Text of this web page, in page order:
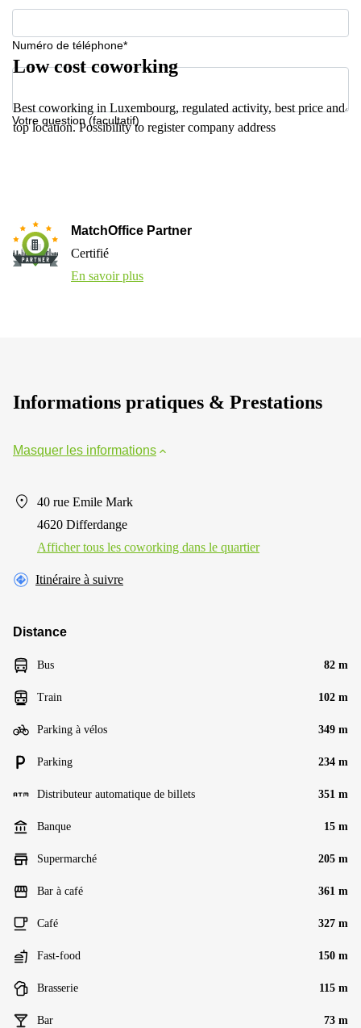
Numéro de téléphone*
Votre question (facultatif)
Low cost coworking
Best coworking in Luxembourg, regulated activity, best price and
top location. Possibility to register company address
MatchOffice Partner
Certifié
En savoir plus
Informations pratiques & Prestations
Masquer les informations
40 rue Emile Mark
4620 Differdange
Afficher tous les сoworking dans le quartier
Itinéraire à suivre
Distance
Bus 82 m
Train 102 m
Parking à vélos 349 m
Parking 234 m
Distributeur automatique de billets 351 m
Banque 15 m
Supermarché 205 m
Bar à café 361 m
Café 327 m
Fast-food 150 m
Brasserie 115 m
Bar 73 m